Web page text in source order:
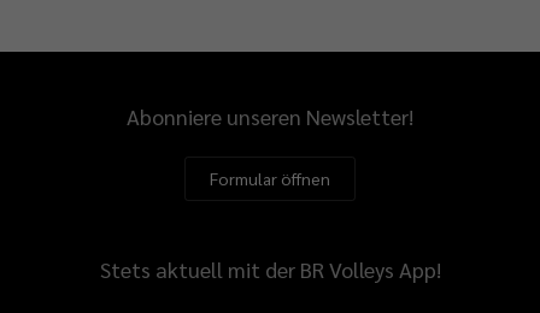
Abonniere unseren Newsletter!
Formular öffnen
Stets aktuell mit der BR Volleys App!